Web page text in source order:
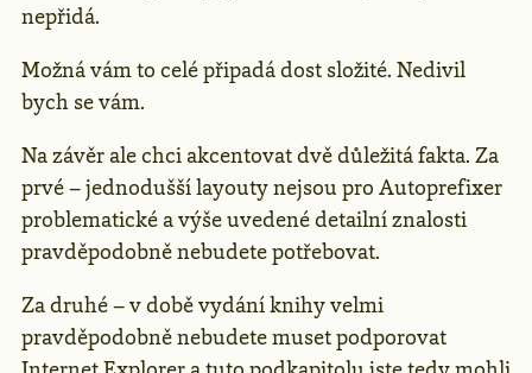
nepřidá.
Možná vám to celé připadá dost složité. Nedivil
bych se vám.
Na závěr ale chci akcentovat dvě důležitá fakta. Za
prvé – jednodušší layouty nejsou pro Autoprefixer
problematické a výše uvedené detailní znalosti
pravděpodobně nebudete potřebovat.
Za druhé – v době vydání knihy velmi
pravděpodobně nebudete muset podporovat